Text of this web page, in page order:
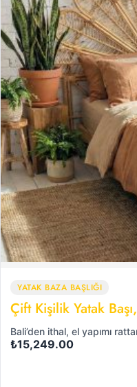
YATAK BAZA BAŞLIĞI
Çift Kişilik Yatak
Bali’den ithal, el yapımı
₺15,249.00